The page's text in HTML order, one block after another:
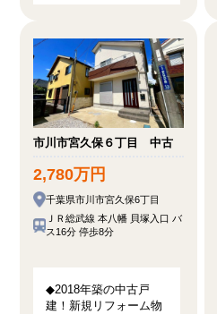
市川市宮久保６丁目 中古
2,780万円
千葉県市川市宮久保6丁目
ＪＲ総武線 本八幡 貝塚入口 バ
ス16分 停歩8分
◆2018年築の中古戸
建！新規リフォーム物